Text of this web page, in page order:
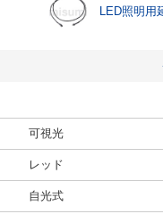
LED照明用
可視光
レッド
自光式